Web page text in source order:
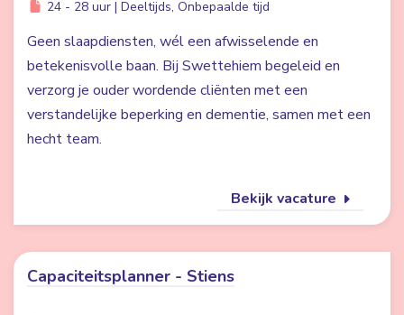
24 - 28 uur | Deeltijds, Onbepaalde tijd
Geen slaapdiensten, wél een afwisselende en
betekenisvolle baan. Bij Swettehiem begeleid en
verzorg je ouder wordende cliënten met een
verstandelijke beperking en dementie, samen met een
hecht team.
Bekijk vacature
Capaciteitsplanner - Stiens